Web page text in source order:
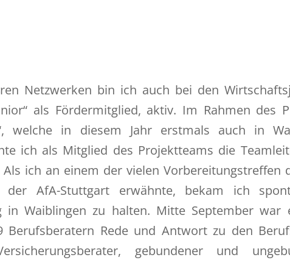
Netzwerken bin ich auch bei den
als Fördermitglied, aktiv. Im Rahmen des
welche in diesem Jahr erstmals auch in
ich als Mitglied des Projektteams die
ich an einem der vielen Vorbereitungstreffen
der AfA-Stuttgart erwähnte, bekam ich
in Waiblingen zu halten. Mitte September war
Rede und Antwort zu den
gebundener und